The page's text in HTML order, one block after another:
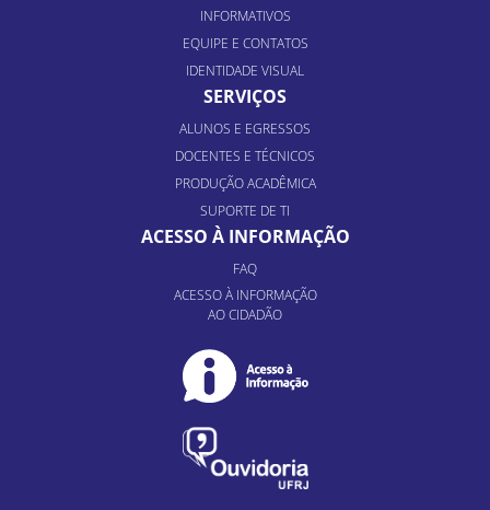
INFORMATIVOS
EQUIPE E CONTATOS
IDENTIDADE VISUAL
SERVIÇOS
ALUNOS E EGRESSOS
DOCENTES E TÉCNICOS
PRODUÇÃO ACADÊMICA
SUPORTE DE TI
ACESSO À INFORMAÇÃO
FAQ
ACESSO À INFORMAÇÃO
AO CIDADÃO